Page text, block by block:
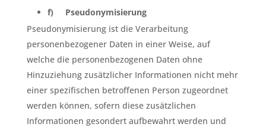
f) Pseudonymisierung
Pseudonymisierung ist die Verarbeitung
personenbezogener Daten in einer Weise, auf
welche die personenbezogenen Daten ohne
Hinzuziehung zusätzlicher Informationen nicht mehr
einer spezifischen betroffenen Person zugeordnet
werden können, sofern diese zusätzlichen
Informationen gesondert aufbewahrt werden und